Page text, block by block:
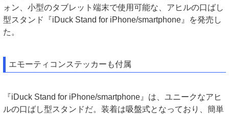
ォン、小型のタブレット端末で使用可能な、アヒルの口ばし
型スタンド『iDuck Stand for iPhone/smartphone』を発売し
た。
エモーティコンステッカーも付属
『iDuck Stand for iPhone/smartphone』は、ユニークなアヒ
ルの口ばし型スタンドだ。装着は吸盤式となっており、簡単